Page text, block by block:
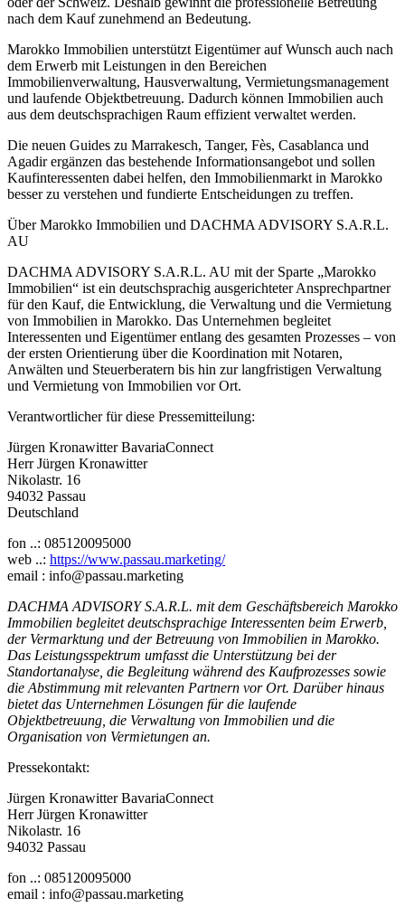
nach dem Kauf zunehmend an Bedeutung.
Marokko Immobilien unterstützt Eigentümer auf Wunsch auch nach
dem Erwerb mit Leistungen in den Bereichen
Immobilienverwaltung, Hausverwaltung, Vermietungsmanagement
und laufende Objektbetreuung. Dadurch können Immobilien auch
aus dem deutschsprachigen Raum effizient verwaltet werden.
Die neuen Guides zu Marrakesch, Tanger, Fès, Casablanca und
Agadir ergänzen das bestehende Informationsangebot und sollen
Kaufinteressenten dabei helfen, den Immobilienmarkt in Marokko
besser zu verstehen und fundierte Entscheidungen zu treffen.
Über Marokko Immobilien und DACHMA ADVISORY S.A.R.L.
AU
DACHMA ADVISORY S.A.R.L. AU mit der Sparte „Marokko
Immobilien“ ist ein deutschsprachig ausgerichteter Ansprechpartner
für den Kauf, die Entwicklung, die Verwaltung und die Vermietung
von Immobilien in Marokko. Das Unternehmen begleitet
Interessenten und Eigentümer entlang des gesamten Prozesses – von
der ersten Orientierung über die Koordination mit Notaren,
Anwälten und Steuerberatern bis hin zur langfristigen Verwaltung
und Vermietung von Immobilien vor Ort.
Verantwortlicher für diese Pressemitteilung:
Jürgen Kronawitter BavariaConnect
Herr Jürgen Kronawitter
Nikolastr. 16
94032 Passau
Deutschland
fon ..: 085120095000
web ..: https://www.passau.marketing/
email : info@passau.marketing
DACHMA ADVISORY S.A.R.L. mit dem Geschäftsbereich Marokko
Immobilien begleitet deutschsprachige Interessenten beim Erwerb,
der Vermarktung und der Betreuung von Immobilien in Marokko.
Das Leistungsspektrum umfasst die Unterstützung bei der
Standortanalyse, die Begleitung während des Kaufprozesses sowie
die Abstimmung mit relevanten Partnern vor Ort. Darüber hinaus
bietet das Unternehmen Lösungen für die laufende
Objektbetreuung, die Verwaltung von Immobilien und die
Organisation von Vermietungen an.
Pressekontakt:
Jürgen Kronawitter BavariaConnect
Herr Jürgen Kronawitter
Nikolastr. 16
94032 Passau
fon ..: 085120095000
email : info@passau.marketing